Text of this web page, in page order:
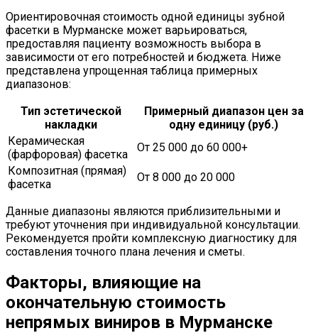
Ориентировочная стоимость одной единицы зубной
фасетки в Мурманске может варьироваться,
предоставляя пациенту возможность выбора в
зависимости от его потребностей и бюджета. Ниже
представлена упрощенная таблица примерных
диапазонов:
Тип эстетической
накладки
Примерный диапазон цен за
одну единицу (руб.)
Керамическая
(фарфоровая) фасетка
От 25 000 до 60 000+
Композитная (прямая)
фасетка
От 8 000 до 20 000
Данные диапазоны являются приблизительными и
требуют уточнения при индивидуальной консультации.
Рекомендуется пройти комплексную диагностику для
составления точного плана лечения и сметы.
Факторы, влияющие на
окончательную стоимость
непрямых виниров в Мурманске